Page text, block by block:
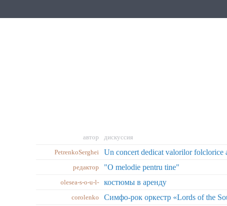
автор дискуссия
PetrenkoSerghei
Un concert dedicat valorilor folclorice
редактор
"O melodie pentru tine"
olesea-s-o-u-l-
костюмы в аренду
corolenko